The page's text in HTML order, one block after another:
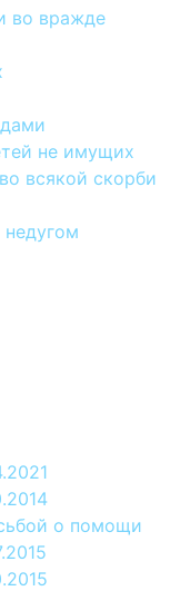
во вражде
не имущих
всякой скорби
о помощи